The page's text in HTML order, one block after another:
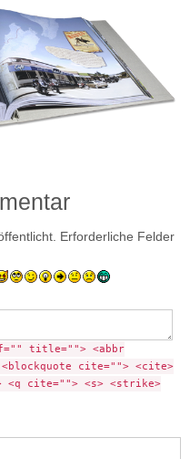
Erforderliche Felder
title=""> <abbr
cite=""> <cite>
<q cite=""> <s> <strike>